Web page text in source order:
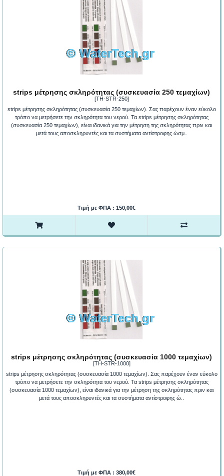
strips μέτρησης σκληρότητας (συσκευασία 250 τεμαχίων)
[TH-STR-250]
strips μέτρησης σκληρότητας (συσκευασία 250 τεμαχίων). Σας παρέχουν έναν εύκολο
τρόπο να μετρήσετε την σκληρότητα του νερού. Τα strips μέτρησης σκληρότητας
(συσκευασία 250 τεμαχίων), είναι ιδανικά για την μέτρηση της σκληρότητας πριν και
μετά τους αποσκληρυντές και τα συστήματα αντίστροφης ώσμ..
Τιμή με ΦΠΑ : 150,00€
strips μέτρησης σκληρότητας (συσκευασία 1000 τεμαχίων)
[TH-STR-1000]
strips μέτρησης σκληρότητας (συσκευασία 1000 τεμαχίων). Σας παρέχουν έναν εύκολο
τρόπο να μετρήσετε την σκληρότητα του νερού. Τα strips μέτρησης σκληρότητας
(συσκευασία 1000 τεμαχίων), είναι ιδανικά για την μέτρηση της σκληρότητας πριν και
μετά τους αποσκληρυντές και τα συστήματα αντίστροφης ώ..
Τιμή με ΦΠΑ : 380,00€